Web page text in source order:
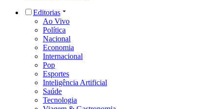
Editorias
Ao Vivo
Política
Nacional
Economia
Internacional
Pop
Esportes
Inteligência Artificial
Saúde
Tecnologia